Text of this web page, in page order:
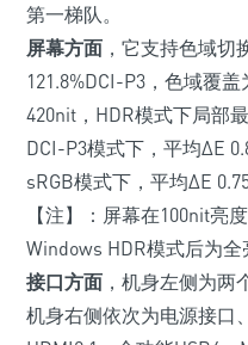
第一梯队。
屏幕方面 ，它支持色域切
121.8%DCI-P3，色域覆
420nit，HDR模式下局部
DCI-P3模式下，平均ΔE
sRGB模式下，平均ΔE
【注】：屏幕在100nit亮
Windows HDR模式后为全
接口方面 ，机身左侧为两
机身右侧依次为电源接口